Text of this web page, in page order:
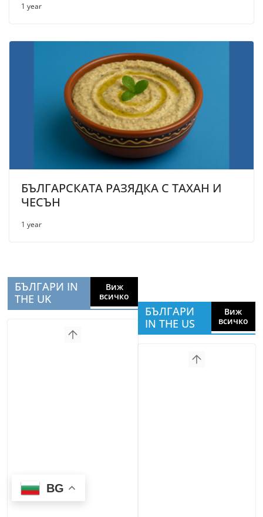
1 year
БЪЛГАРСКАТА РАЗЯДКА С ТАХАН И
ЧЕСЪН
1 year
БЪЛГАРИ IN
THE UK
Виж
всичко
БЪЛГАРИ
IN THE US
Виж
всичко
BG